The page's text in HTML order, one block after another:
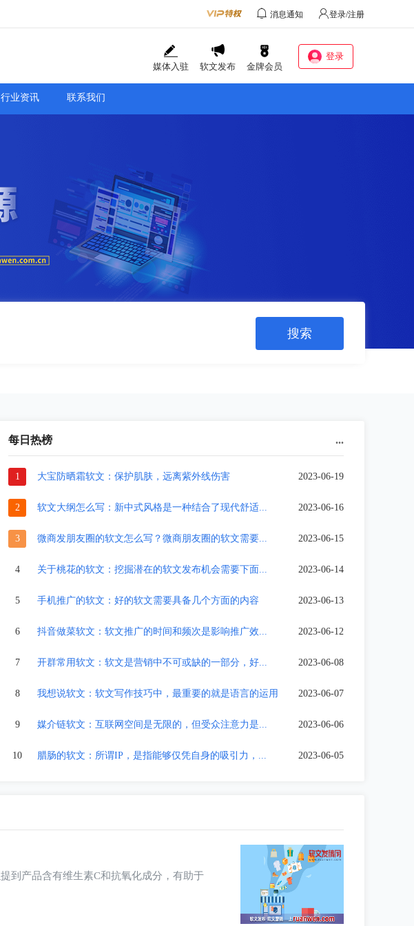
消息通知 登录/注册
媒体入驻 软文发布 金牌会员
登录
行业资讯 联系我们
每日热榜 ...
1 大宝防晒霜软文：保护肌肤，远离紫外线伤害 2023-06-19
2 软文大纲怎么写：新中式风格是一种结合了现代舒适... 2023-06-16
3 微商发朋友圈的软文怎么写？微商朋友圈的软文需要... 2023-06-15
4 关于桃花的软文：挖掘潜在的软文发布机会需要下面... 2023-06-14
5 手机推广的软文：好的软文需要具备几个方面的内容 2023-06-13
6 抖音做菜软文：软文推广的时间和频次是影响推广效... 2023-06-12
7 开群常用软文：软文是营销中不可或缺的一部分，好... 2023-06-08
8 我想说软文：软文写作技巧中，最重要的就是语言的运用 2023-06-07
9 媒介链软文：互联网空间是无限的，但受众注意力是... 2023-06-06
10 腊肠的软文：所谓IP，是指能够仅凭自身的吸引力，... 2023-06-05